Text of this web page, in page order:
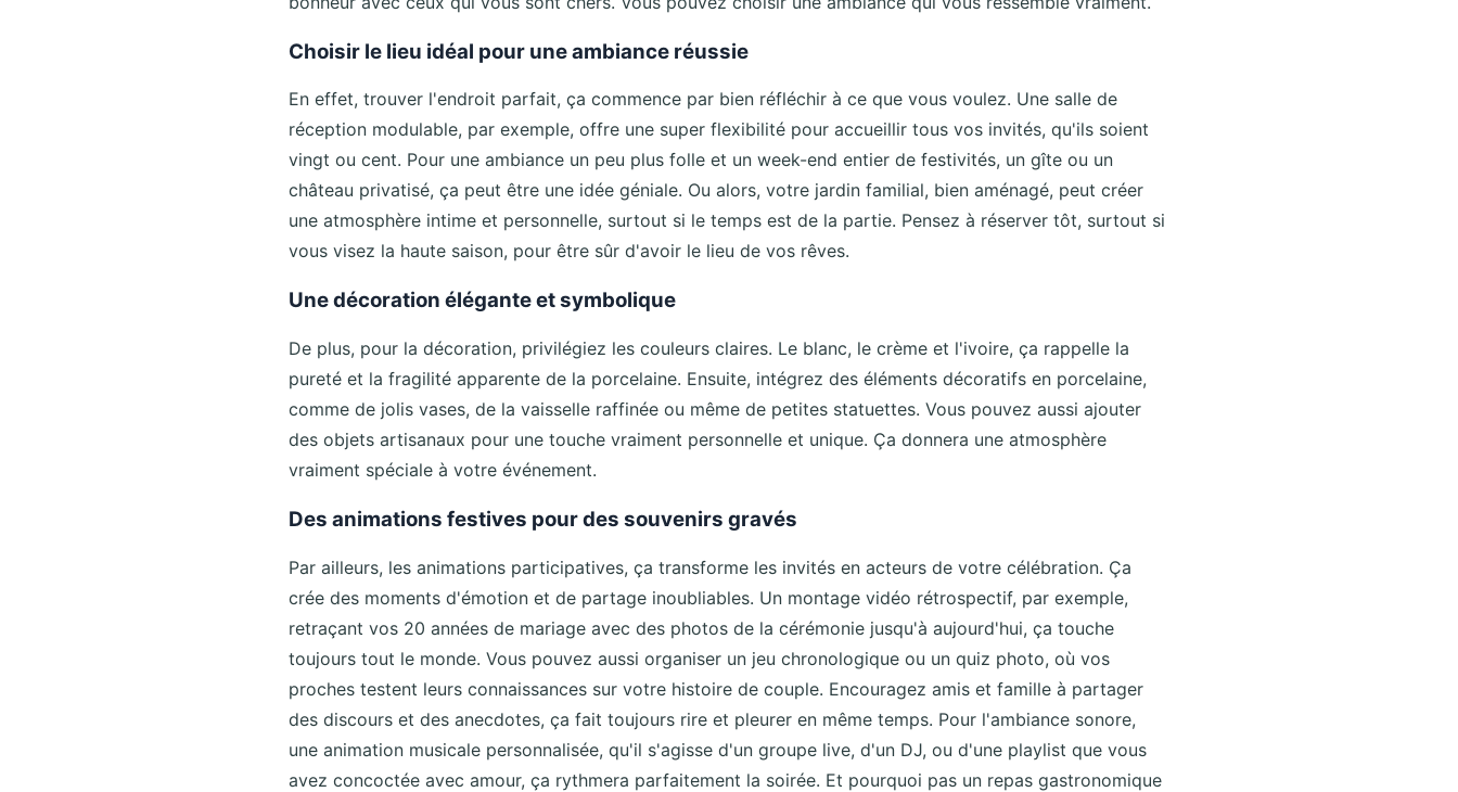
Choisir le lieu idéal pour une ambiance réussie
En effet, trouver l'endroit parfait, ça commence par bien réfléchir à ce que vous voulez. Une salle de
réception modulable, par exemple, offre une super flexibilité pour accueillir tous vos invités, qu'ils soient
vingt ou cent. Pour une ambiance un peu plus folle et un week-end entier de festivités, un gîte ou un
château privatisé, ça peut être une idée géniale. Ou alors, votre jardin familial, bien aménagé, peut créer
une atmosphère intime et personnelle, surtout si le temps est de la partie. Pensez à réserver tôt, surtout si
vous visez la haute saison, pour être sûr d'avoir le lieu de vos rêves.
Une décoration élégante et symbolique
De plus, pour la décoration, privilégiez les couleurs claires. Le blanc, le crème et l'ivoire, ça rappelle la
pureté et la fragilité apparente de la porcelaine. Ensuite, intégrez des éléments décoratifs en porcelaine,
comme de jolis vases, de la vaisselle raffinée ou même de petites statuettes. Vous pouvez aussi ajouter
des objets artisanaux pour une touche vraiment personnelle et unique. Ça donnera une atmosphère
vraiment spéciale à votre événement.
Des animations festives pour des souvenirs gravés
Par ailleurs, les animations participatives, ça transforme les invités en acteurs de votre célébration. Ça
crée des moments d'émotion et de partage inoubliables. Un montage vidéo rétrospectif, par exemple,
retraçant vos 20 années de mariage avec des photos de la cérémonie jusqu'à aujourd'hui, ça touche
toujours tout le monde. Vous pouvez aussi organiser un jeu chronologique ou un quiz photo, où vos
proches testent leurs connaissances sur votre histoire de couple. Encouragez amis et famille à partager
des discours et des anecdotes, ça fait toujours rire et pleurer en même temps. Pour l'ambiance sonore,
une animation musicale personnalisée, qu'il s'agisse d'un groupe live, d'un DJ, ou d'une playlist que vous
avez concoctée avec amour, ça rythmera parfaitement la soirée. Et pourquoi pas un repas gastronomique